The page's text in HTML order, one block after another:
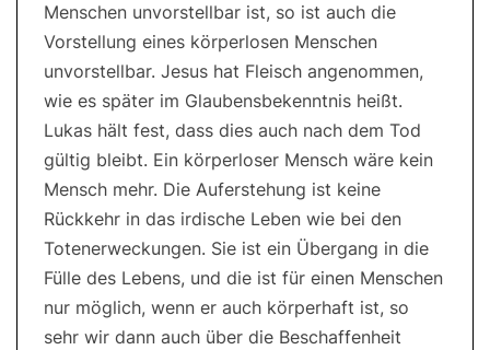
Menschen unvorstellbar ist, so ist auch die
Vorstellung eines körperlosen Menschen
unvorstellbar. Jesus hat Fleisch angenommen,
wie es später im Glaubensbekenntnis heißt.
Lukas hält fest, dass dies auch nach dem Tod
gültig bleibt. Ein körperloser Mensch wäre kein
Mensch mehr. Die Auferstehung ist keine
Rückkehr in das irdische Leben wie bei den
Totenerweckungen. Sie ist ein Übergang in die
Fülle des Lebens, und die ist für einen Menschen
nur möglich, wenn er auch körperhaft ist, so
sehr wir dann auch über die Beschaffenheit